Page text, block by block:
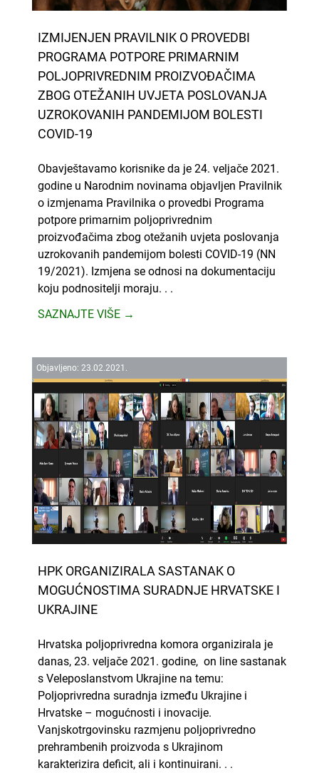
IZMIJENJEN PRAVILNIK O PROVEDBI
PROGRAMA POTPORE PRIMARNIM
POLJOPRIVREDNIM PROIZVOĐAČIMA
ZBOG OTEŽANIH UVJETA POSLOVANJA
UZROKOVANIH PANDEMIJOM BOLESTI
COVID-19
Obavještavamo korisnike da je 24. veljače 2021.
godine u Narodnim novinama objavljen Pravilnik
o izmjenama Pravilnika o provedbi Programa
potpore primarnim poljoprivrednim
proizvođačima zbog otežanih uvjeta poslovanja
uzrokovanih pandemijom bolesti COVID-19 (NN
19/2021). Izmjena se odnosi na dokumentaciju
koju podnositelji moraju. . .
SAZNAJTE VIŠE →
Objavljeno: 23.02.2021.
HPK ORGANIZIRALA SASTANAK O
MOGUĆNOSTIMA SURADNJE HRVATSKE I
UKRAJINE
Hrvatska poljoprivredna komora organizirala je
danas, 23. veljače 2021. godine, on line sastanak
s Veleposlanstvom Ukrajine na temu:
Poljoprivredna suradnja između Ukrajine i
Hrvatske – mogućnosti i inovacije.
Vanjskotrgovinsku razmjenu poljoprivredno
prehrambenih proizvoda s Ukrajinom
karakterizira deficit, ali i kontinuirani. . .